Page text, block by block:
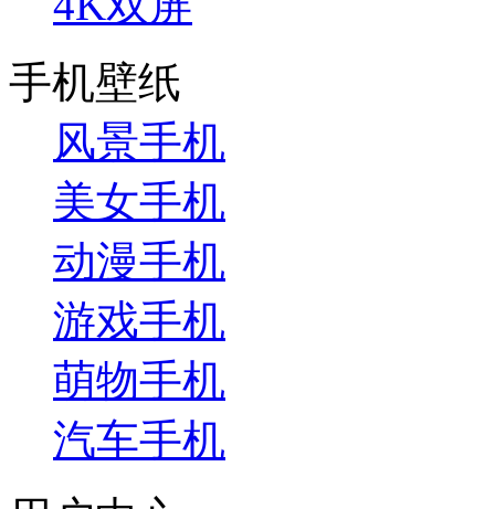
手机壁纸
风景手机
美女手机
动漫手机
游戏手机
萌物手机
汽车手机